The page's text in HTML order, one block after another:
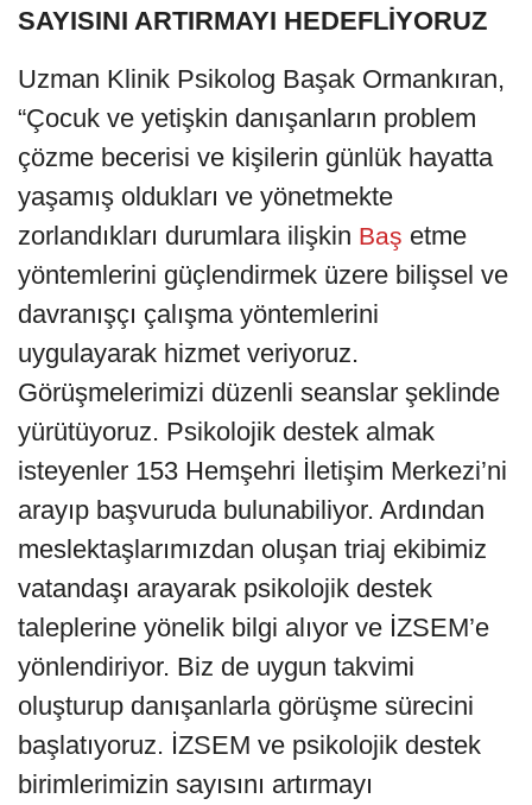
SAYISINI ARTIRMAYI HEDEFLİYORUZ
Uzman Klinik Psikolog Başak Ormankıran,
“Çocuk ve yetişkin danışanların problem
çözme becerisi ve kişilerin günlük hayatta
yaşamış oldukları ve yönetmekte
zorlandıkları durumlara ilişkin Baş etme
yöntemlerini güçlendirmek üzere bilişsel ve
davranışçı çalışma yöntemlerini
uygulayarak hizmet veriyoruz.
Görüşmelerimizi düzenli seanslar şeklinde
yürütüyoruz. Psikolojik destek almak
isteyenler 153 Hemşehri İletişim Merkezi’ni
arayıp başvuruda bulunabiliyor. Ardından
meslektaşlarımızdan oluşan triaj ekibimiz
vatandaşı arayarak psikolojik destek
taleplerine yönelik bilgi alıyor ve İZSEM’e
yönlendiriyor. Biz de uygun takvimi
oluşturup danışanlarla görüşme sürecini
başlatıyoruz. İZSEM ve psikolojik destek
birimlerimizin sayısını artırmayı